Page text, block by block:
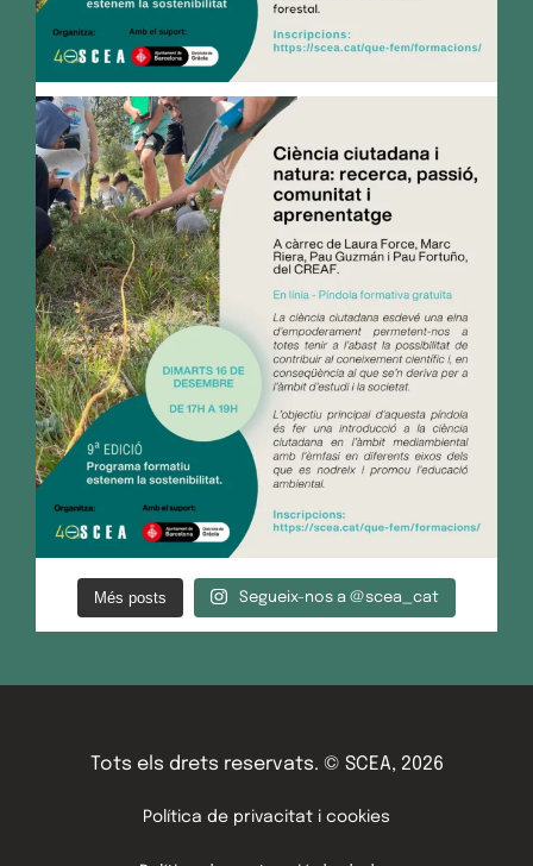
Més posts Segueix-nos a @scea_cat
Tots els drets reservats. © SCEA, 2026
Política de privacitat i cookies